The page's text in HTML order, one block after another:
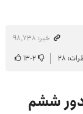
خبر: ۹۸٬۷۳۸
۲۸ ۲-۱۳
دور ششم